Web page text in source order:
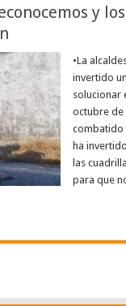
y
•La
invertido
solucionar
octubre de
combatido
ha
las
para que